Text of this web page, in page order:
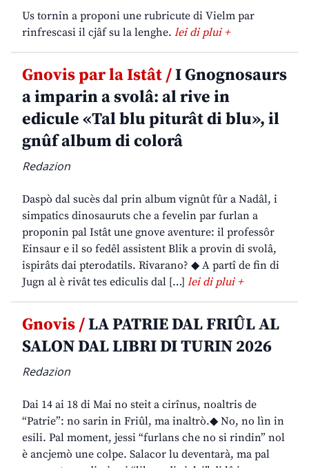
Us tornin a proponi une rubricute di Vielm par
rinfrescasi il cjâf su la lenghe. lei di plui +
Gnovis par la Istât /I Gnognosaurs
a imparin a svolâ: al rive in
edicule «Tal blu piturât di blu», il
gnûf album di colorâ
Redazion
Daspò dal sucès dal prin album vignût fûr a Nadâl, i
simpatics dinosauruts che a fevelin par furlan a
proponin pal Istât une gnove aventure: il professôr
Einsaur e il so fedêl assistent Blik a provin di svolâ,
ispirâts dai pterodatils. Rivarano? ◆ A partî de fin di
Jugn al è rivât tes ediculis dal […] lei di plui +
Gnovis /LA PATRIE DAL FRIÛL AL
SALON DAL LIBRI DI TURIN 2026
Redazion
Dai 14 ai 18 di Mai no steit a cirînus, noaltris de
“Patrie”: no sarin in Friûl, ma inaltrò.◆ No, no lìn in
esili. Pal moment, jessi “furlans che no si rindin” nol
è ancjemò une colpe. Salacor lu deventarà, ma pal